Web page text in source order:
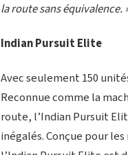
la route sans équivalence.
Indian Pursuit Elite
Avec seulement 150
Reconnue comme la
route, l’Indian Pursuit
inégalés. Conçue pour